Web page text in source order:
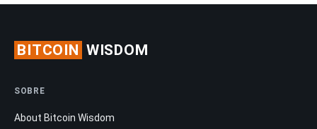
BITCOIN WISDOM
SOBRE
About Bitcoin Wisdom